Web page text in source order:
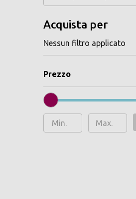
Acquista per
Nessun filtro applicato
Prezzo